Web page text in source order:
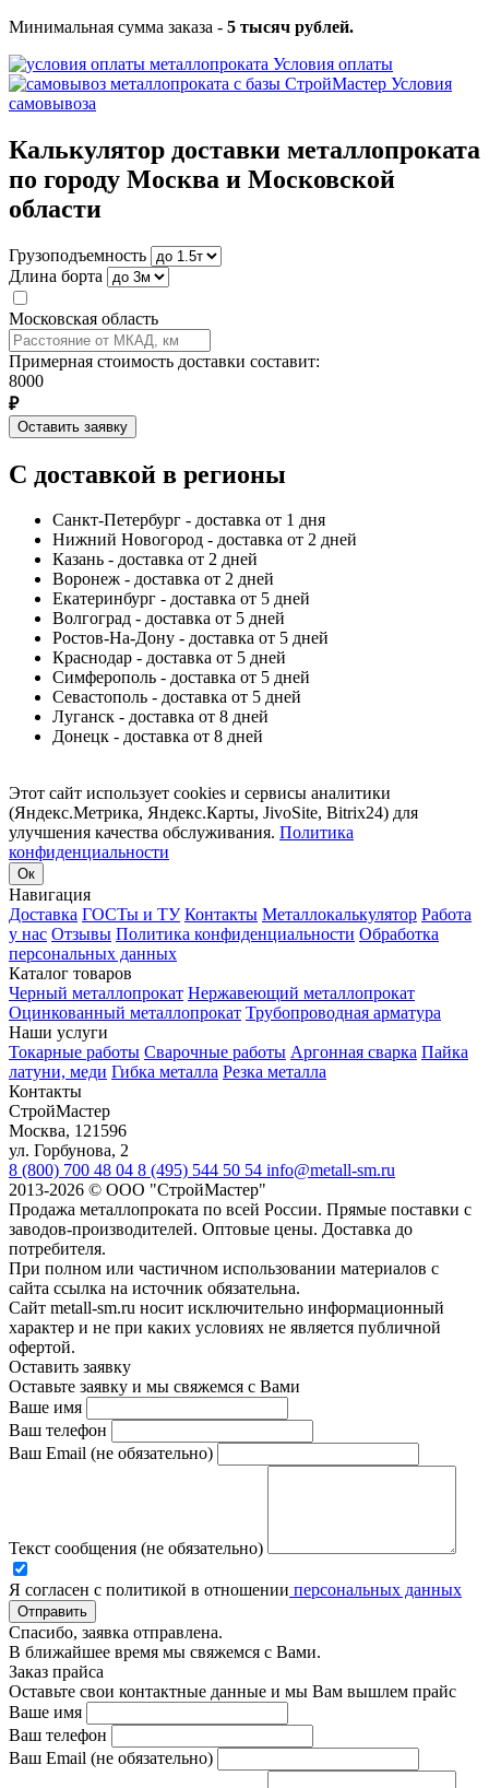
Минимальная сумма заказа - 5 тысяч рублей.
Условия оплаты
Условия
самовывоза
Калькулятор доставки металлопроката
по городу Москва и Московской
области
Грузоподъемность
Длина борта
Московская область
Примерная стоимость доставки составит:
8000
₽
Оставить заявку
С доставкой в регионы
Санкт-Петербург - доставка от 1 дня
Нижний Новогород - доставка от 2 дней
Казань - доставка от 2 дней
Воронеж - доставка от 2 дней
Екатеринбург - доставка от 5 дней
Волгоград - доставка от 5 дней
Ростов-На-Дону - доставка от 5 дней
Краснодар - доставка от 5 дней
Симферополь - доставка от 5 дней
Севастополь - доставка от 5 дней
Луганск - доставка от 8 дней
Донецк - доставка от 8 дней
Этот сайт использует cookies и сервисы аналитики
(Яндекс.Метрика, Яндекс.Карты, JivoSite, Bitrix24) для
улучшения качества обслуживания. Политика
конфиденциальности
Ок
Навигация
Доставка ГОСТы и ТУ Контакты Металлокалькулятор Работа
у нас Отзывы Политика конфиденциальности Обработка
персональных данных
Каталог товаров
Черный металлопрокат Нержавеющий металлопрокат
Оцинкованный металлопрокат Трубопроводная арматура
Наши услуги
Токарные работы Сварочные работы Аргонная сварка Пайка
латуни, меди Гибка металла Резка металла
Контакты
СтройМастер
Москва, 121596
ул. Горбунова, 2
8 (800) 700 48 04 8 (495) 544 50 54 info@metall-sm.ru
2013-2026 © ООО "СтройМастер"
Продажа металлопроката по всей России. Прямые поставки с
заводов-производителей. Оптовые цены. Доставка до
потребителя.
При полном или частичном использовании материалов с
сайта ссылка на источник обязательна.
Сайт metall-sm.ru носит исключительно информационный
характер и не при каких условиях не является публичной
офертой.
Оставить заявку
Оставьте заявку и мы свяжемся с Вами
Ваше имя
Ваш телефон
Ваш Email (не обязательно)
Текст сообщения (не обязательно)
Я согласен с политикой в отношении персональных данных
Отправить
Спасибо, заявка отправлена.
В ближайшее время мы свяжемся с Вами.
Заказ прайса
Оставьте свои контактные данные и мы Вам вышлем прайс
Ваше имя
Ваш телефон
Ваш Email (не обязательно)